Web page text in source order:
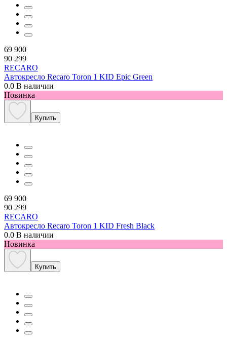
69 900
90 299
RECARO
Автокресло Recaro Toron 1 KID Epic Green
0.0 В наличии
Новинка
Купить
69 900
90 299
RECARO
Автокресло Recaro Toron 1 KID Fresh Black
0.0 В наличии
Новинка
Купить